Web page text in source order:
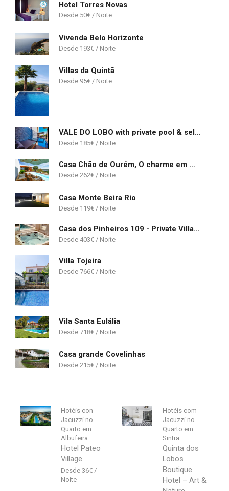
Hotel Torres Novas
50€
Vivenda Belo Horizonte
193€
Villas da Quintã
95€
VALE DO LOBO with private pool & self check-in!
185€
Casa Chão de Ourém, O charme em Montargil.
262€
Casa Monte Beira Rio
119€
Casa dos Pinheiros 109 - Private Villa with pool & heated SPA
403€
Villa Tojeira
766€
Vila Santa Eulália
718€
Casa grande Covelinhas
215€
Hotéis con
Jacuzzi no
Quarto em
Albufeira
Hotel Pateo
Village
36€
Hotéis com
Jacuzzi no
Quarto em
Sintra
Quinta dos
Lobos
Boutique
Hotel – Art &